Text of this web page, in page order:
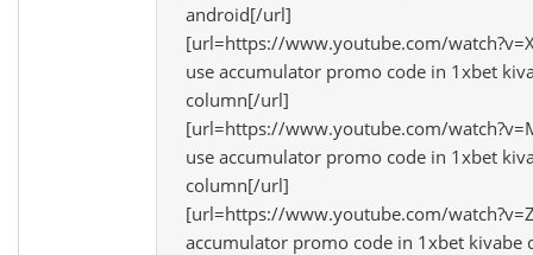
android[/url]
[url=https://www.youtube.com/
use accumulator promo code in 1xbet
column[/url]
[url=https://www.youtube.com/
use accumulator promo code in 1xbet
column[/url]
[url=https://www.youtube.com/
accumulator promo code in 1xbet kivabe